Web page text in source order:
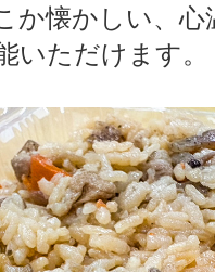
か懐かしい、
いただけます。